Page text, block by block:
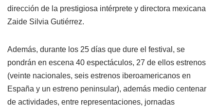
dirección de la prestigiosa intérprete y directora mexicana
Zaide Silvia Gutiérrez.
Además, durante los 25 días que dure el festival, se
pondrán en escena 40 espectáculos, 27 de ellos estrenos
(veinte nacionales, seis estrenos iberoamericanos en
España y un estreno peninsular), además medio centenar
de actividades, entre representaciones, jornadas